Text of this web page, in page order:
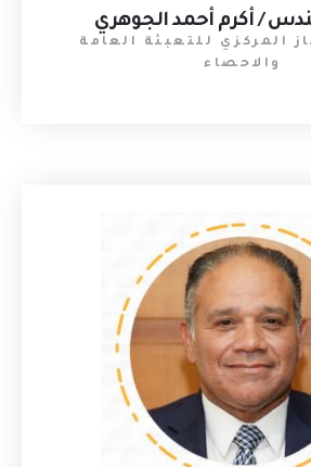
/ أكرم أحمد الجوهري
المركزي للتعبئة العامة
والاحصاء